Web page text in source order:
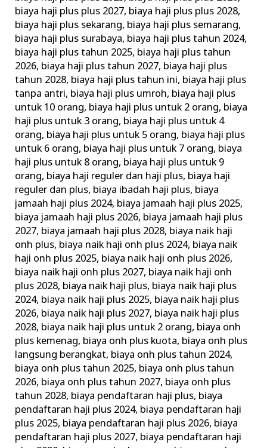
biaya haji plus plus 2027, biaya haji plus plus 2028,
biaya haji plus sekarang, biaya haji plus semarang,
biaya haji plus surabaya, biaya haji plus tahun 2024,
biaya haji plus tahun 2025, biaya haji plus tahun
2026, biaya haji plus tahun 2027, biaya haji plus
tahun 2028, biaya haji plus tahun ini, biaya haji plus
tanpa antri, biaya haji plus umroh, biaya haji plus
untuk 10 orang, biaya haji plus untuk 2 orang, biaya
haji plus untuk 3 orang, biaya haji plus untuk 4
orang, biaya haji plus untuk 5 orang, biaya haji plus
untuk 6 orang, biaya haji plus untuk 7 orang, biaya
haji plus untuk 8 orang, biaya haji plus untuk 9
orang, biaya haji reguler dan haji plus, biaya haji
reguler dan plus, biaya ibadah haji plus, biaya
jamaah haji plus 2024, biaya jamaah haji plus 2025,
biaya jamaah haji plus 2026, biaya jamaah haji plus
2027, biaya jamaah haji plus 2028, biaya naik haji
onh plus, biaya naik haji onh plus 2024, biaya naik
haji onh plus 2025, biaya naik haji onh plus 2026,
biaya naik haji onh plus 2027, biaya naik haji onh
plus 2028, biaya naik haji plus, biaya naik haji plus
2024, biaya naik haji plus 2025, biaya naik haji plus
2026, biaya naik haji plus 2027, biaya naik haji plus
2028, biaya naik haji plus untuk 2 orang, biaya onh
plus kemenag, biaya onh plus kuota, biaya onh plus
langsung berangkat, biaya onh plus tahun 2024,
biaya onh plus tahun 2025, biaya onh plus tahun
2026, biaya onh plus tahun 2027, biaya onh plus
tahun 2028, biaya pendaftaran haji plus, biaya
pendaftaran haji plus 2024, biaya pendaftaran haji
plus 2025, biaya pendaftaran haji plus 2026, biaya
pendaftaran haji plus 2027, biaya pendaftaran haji